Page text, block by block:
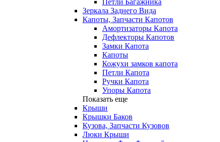
Петли Багажника
Зеркала Заднего Вида
Капоты, Запчасти Капотов
Амортизаторы Капота
Дефлекторы Капотов
Замки Капота
Капоты
Кожухи замков капота
Петли Капота
Ручки Капота
Упоры Капота
Показать еще
Крыши
Крышки Баков
Кузова, Запчасти Кузовов
Люки Крыши